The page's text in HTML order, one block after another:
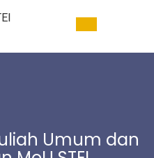
Umum dan